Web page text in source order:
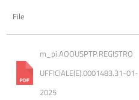
File
m_pi.AOOUSPTP.REGISTRO
UFFICIALE(E).0001483.31-01-
2025